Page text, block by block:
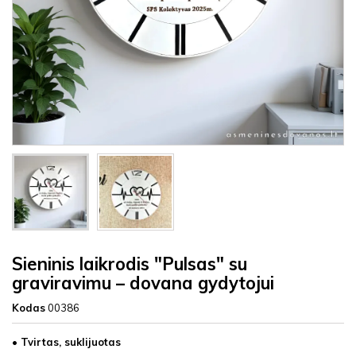
Sieninis laikrodis "Pulsas" su
graviravimu – dovana gydytojui
Kodas00386
• Tvirtas, suklijuotas